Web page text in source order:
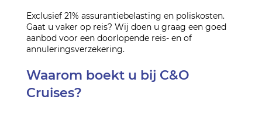
Exclusief 21% assurantiebelasting en poliskosten.
Gaat u vaker op reis? Wij doen u graag een goed
aanbod voor een doorlopende reis- en of
annuleringsverzekering.
Waarom boekt u bij C&O
Cruises?